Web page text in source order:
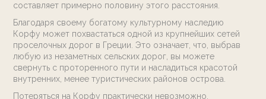
EN RU
составляет примерно половину этого расстояния.
Благодаря своему богатому культурному наследию
Корфу может похвастаться одной из крупнейших сетей
проселочных дорог в Греции. Это означает, что, выбрав
любую из незаметных сельских дорог, вы можете
свернуть с проторенного пути и насладиться красотой
внутренних, менее туристических районов острова.
Потеряться на Корфу практически невозможно.